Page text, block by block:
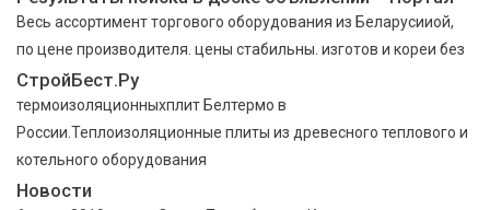
Весь ассортимент торгового оборудования из Беларусииой,
по цене производителя. цены стабильны. изготов и кореи без
СтройБест.Ру
термоизоляционныхплит Белтермо в
России.Теплоизоляционные плиты из древесного теплового и
котельного оборудования
Новости